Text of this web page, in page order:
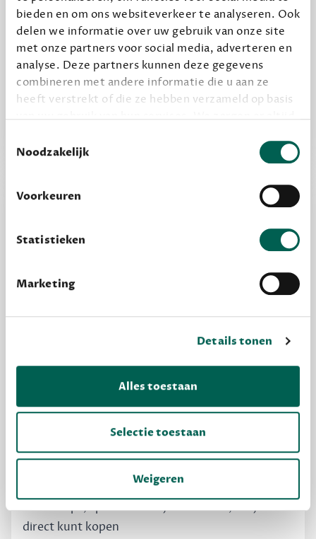
bieden en om ons websiteverkeer te analyseren. Ook
delen we informatie over uw gebruik van onze site
met onze partners voor social media, adverteren en
analyse. Deze partners kunnen deze gegevens
combineren met andere informatie die u aan ze
heeft verstrekt of die ze hebben verzameld op basis
grondslag gebeurt, en er niet onnodig data van je
wordt verwerkt. Gevoelige persoonsgegevens delen
Noodzakelijk
Voorkeuren
Statistieken
Marketing
Details tonen
Alles toestaan
Selectie toestaan
Weigeren
Alles van Dewey Free
Word een bovengemiddelde lezer met 6 boeken
per jaar
Vooraf een tipje van de sluier, zodat je kunt
Dewey Free
Boekentips, speciaal voor jouw smaak, die je
direct kunt kopen